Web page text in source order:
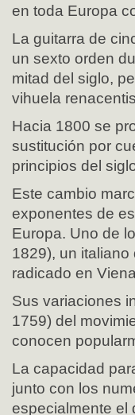
en toda Europa
La guitarra de
un sexto orden
mitad del siglo,
vihuela
Hacia 1800 se
sustitución por
principios del
Este cambio
exponentes de
Europa. Uno de
1829), un
radicado en
Sus variaciones
1759) del
conocen
La capacidad
junto con los
especialmente el